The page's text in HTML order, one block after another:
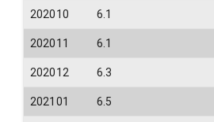
202010 6.1
202011 6.1
202012 6.3
202101 6.5